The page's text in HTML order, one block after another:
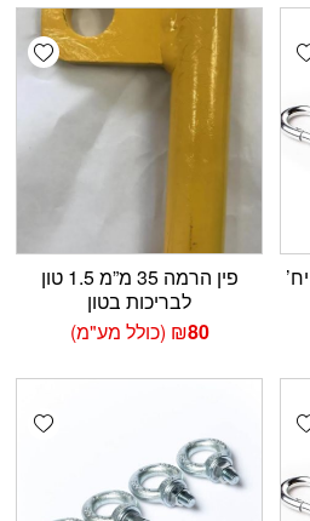
Add wishlist
פין הרמה 35 מ”מ 1.5 טון
לבריכות בטון
₪80 (כולל מע"מ)
Add wishlist